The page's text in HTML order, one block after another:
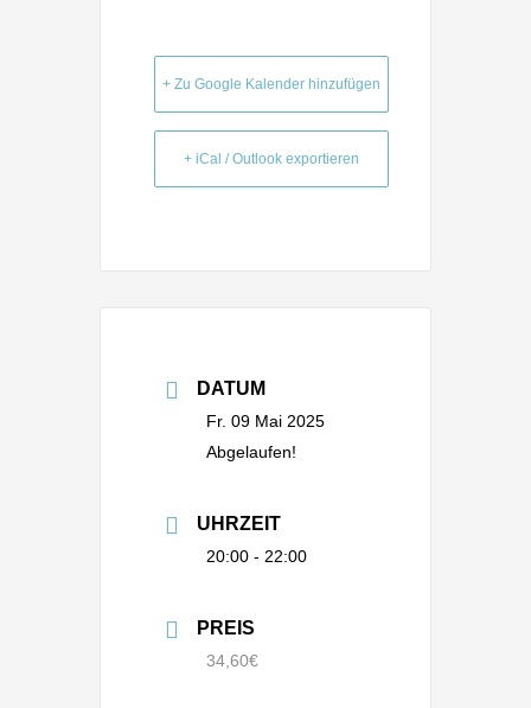
+ Zu Google Kalender hinzufügen
+ iCal / Outlook exportieren
DATUM
Fr. 09 Mai 2025
Abgelaufen!
UHRZEIT
20:00 - 22:00
PREIS
34,60€